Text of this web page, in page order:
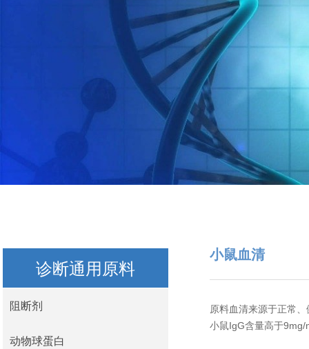
小鼠血清
原料血清来源于正常
小鼠IgG含量高于
诊断通用原料
阻断剂
阻断剂
动物球蛋白